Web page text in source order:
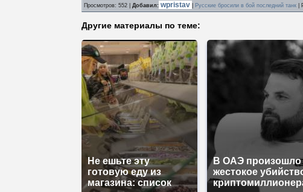
Просмотров: 552 | Добавил: wpristav Русские бросили в бой последний танк
Другие материалы по теме:
Не ешьте эту
готовую еду из
магазина: список
В ОАЭ произошло
жестокое